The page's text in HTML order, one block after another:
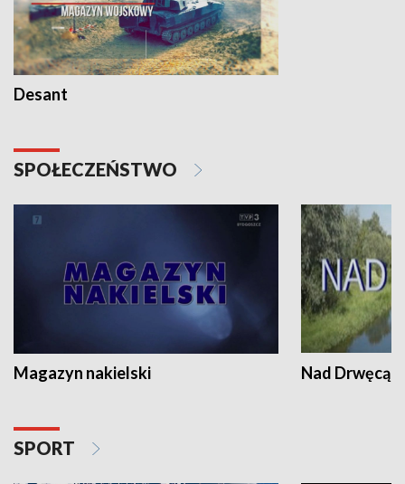
Desant
SPOŁECZEŃSTWO
Magazyn nakielski Nad Drwęcą
SPORT